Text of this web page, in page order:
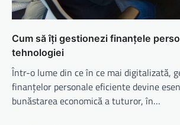
Cum să îți gestionezi finanțele
tehnologiei
Într-o lume din ce în ce mai digitalizată,
finanțelor personale eficiente devine
bunăstarea economică a tuturor, în…